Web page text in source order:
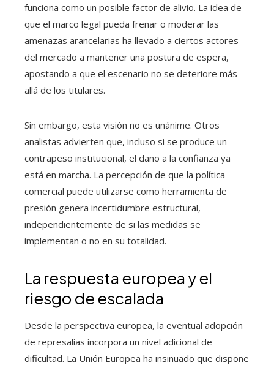
funciona como un posible factor de alivio. La idea de
que el marco legal pueda frenar o moderar las
amenazas arancelarias ha llevado a ciertos actores
del mercado a mantener una postura de espera,
apostando a que el escenario no se deteriore más
allá de los titulares.
Sin embargo, esta visión no es unánime. Otros
analistas advierten que, incluso si se produce un
contrapeso institucional, el daño a la confianza ya
está en marcha. La percepción de que la política
comercial puede utilizarse como herramienta de
presión genera incertidumbre estructural,
independientemente de si las medidas se
implementan o no en su totalidad.
La respuesta europea y el
riesgo de escalada
Desde la perspectiva europea, la eventual adopción
de represalias incorpora un nivel adicional de
dificultad. La Unión Europea ha insinuado que dispone